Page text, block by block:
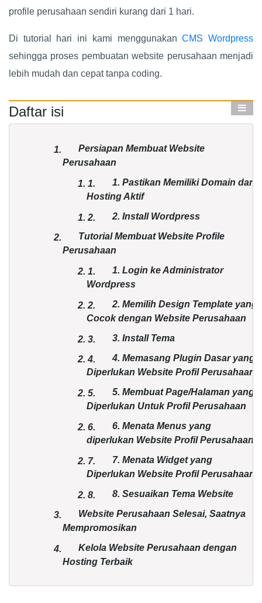
profile perusahaan sendiri kurang dari 1 hari.
Di tutorial hari ini kami menggunakanCMS Wordpress
sehingga proses pembuatan website perusahaan menjadi
lebih mudah dan cepat tanpa coding.
Daftar isi
1.
Persiapan Membuat Website
Perusahaan
1. 1.
1. Pastikan Memiliki Domain dan
Hosting Aktif
1. 2. 2. Install Wordpress
2.
Tutorial Membuat Website Profile
Perusahaan
2. 1.
1. Login ke Administrator
Wordpress
2. 2.
2. Memilih Design Template yang
Cocok dengan Website Perusahaan
2. 3. 3. Install Tema
2.4.
4. Memasang Plugin Dasar yang
Diperlukan Website Profil Perusahaan
2. 5.
5. Membuat Page/Halaman yang
Diperlukan Untuk Profil Perusahaan
2. 6.
6. Menata Menus yang
diperlukan Website Profil Perusahaan
2. 7.
7. Menata Widget yang
Diperlukan Website Profil Perusahaan
2. 8. 8. Sesuaikan Tema Website
3.
Website Perusahaan Selesai, Saatnya
Mempromosikan
4.
Kelola Website Perusahaan dengan
Hosting Terbaik